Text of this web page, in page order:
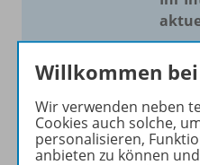
wir
Ihren
Willkommen
Wir verwenden neben
Cookies auch solche,
personalisieren,
anbieten zu können